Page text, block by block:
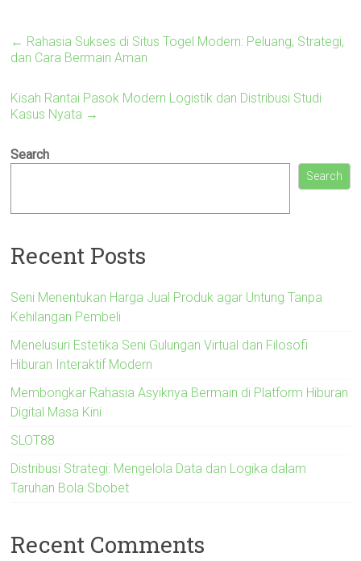
← Rahasia Sukses di Situs Togel Modern: Peluang, Strategi,
dan Cara Bermain Aman
Kisah Rantai Pasok Modern Logistik dan Distribusi Studi
Kasus Nyata →
Search
Search
Recent Posts
Seni Menentukan Harga Jual Produk agar Untung Tanpa
Kehilangan Pembeli
Menelusuri Estetika Seni Gulungan Virtual dan Filosofi
Hiburan Interaktif Modern
Membongkar Rahasia Asyiknya Bermain di Platform Hiburan
Digital Masa Kini
SLOT88
Distribusi Strategi: Mengelola Data dan Logika dalam
Taruhan Bola Sbobet
Recent Comments